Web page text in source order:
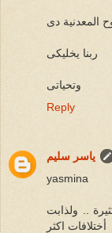
المعدنية دى
ربنا يخليكى
وتحياتى
Reply
ياسر سليم
yasmina
.. ولذابت
أختلافات اكثر